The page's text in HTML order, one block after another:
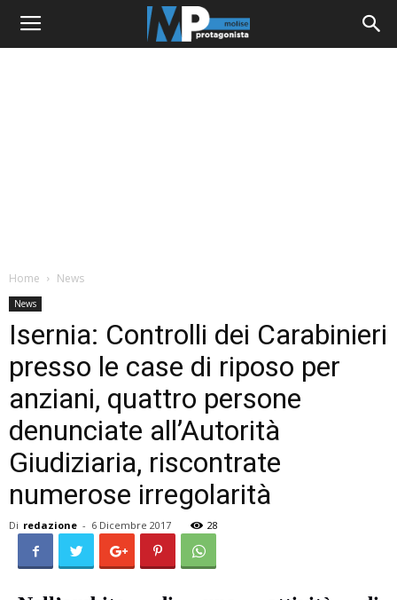
Home News
News
Isernia: Controlli dei Carabinieri
presso le case di riposo per
anziani, quattro persone
denunciate all’Autorità
Giudiziaria, riscontrate
numerose irregolarità
Di redazione - 6 Dicembre 2017 28